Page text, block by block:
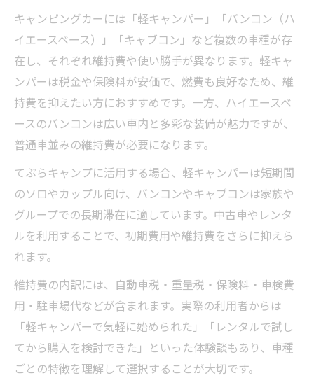
キャンピングカーには「軽キャンパー」「バンコン（ハ
イエースベース）」「キャブコン」など複数の車種が存
在し、それぞれ維持費や使い勝手が異なります。軽キャ
ンパーは税金や保険料が安価で、燃費も良好なため、維
持費を抑えたい方におすすめです。一方、ハイエースベ
ースのバンコンは広い車内と多彩な装備が魅力ですが、
普通車並みの維持費が必要になります。
てぶらキャンプに活用する場合、軽キャンパーは短期間
のソロやカップル向け、バンコンやキャブコンは家族や
グループでの長期滞在に適しています。中古車やレンタ
ルを利用することで、初期費用や維持費をさらに抑えら
れます。
維持費の内訳には、自動車税・重量税・保険料・車検費
用・駐車場代などが含まれます。実際の利用者からは
「軽キャンパーで気軽に始められた」「レンタルで試し
てから購入を検討できた」といった体験談もあり、車種
ごとの特徴を理解して選択することが大切です。